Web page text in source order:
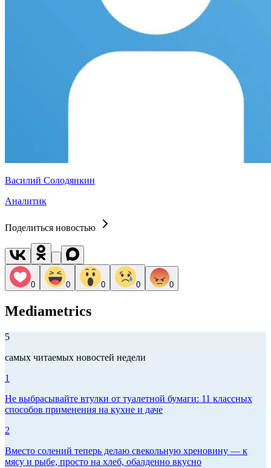
Василий Солодянкин
Аналитик
Поделиться новостью
0 0 0 0 0
Mediametrics
5
самых читаемых новостей недели
1
Не выбрасывайте втулки от туалетной бумаги: 11 классных
способов применения на кухне и даче
2
Вместо солений теперь делаю свекольную хреновину — к
мясу и рыбе, просто на хлеб, обалденно вкусно